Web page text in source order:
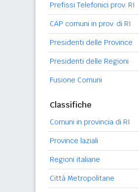
Prefissi Telefonici prov. RI
CAP comuni in prov. di RI
Presidenti delle Province
Presidenti delle Regioni
Fusione Comuni
Classifiche
Comuni in provincia di RI
Province laziali
Regioni italiane
Città Metropolitane